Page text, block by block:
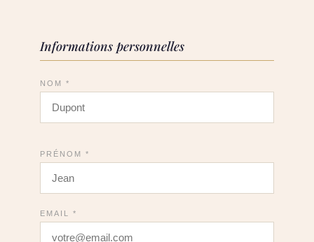
Informations personnelles
NOM *
PRÉNOM *
EMAIL *